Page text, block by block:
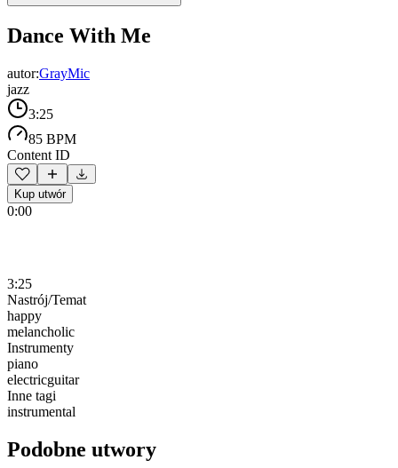
Dance With Me
autor:GrayMic
jazz
3:25
85 BPM
Content ID
Kup utwór
0:00
3:25
Nastrój/Temat
happy
melancholic
Instrumenty
piano
electricguitar
Inne tagi
instrumental
Podobne utwory